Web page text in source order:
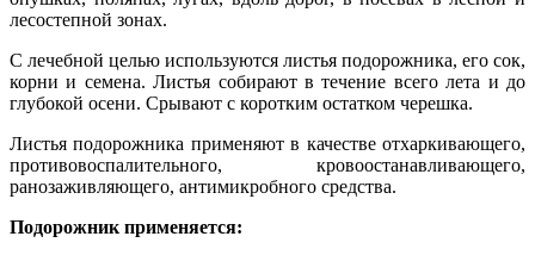
лесостепной зонах.
С лечебной целью используются листья подорожника, его сок,
корни и семена. Листья собирают в течение всего лета и до
глубокой осени. Срывают с коротким остатком черешка.
Листья подорожника применяют в качестве отхаркивающего,
противовоспалительного, кровоостанавливающего,
ранозаживляющего, антимикробного средства.
Подорожник применяется: